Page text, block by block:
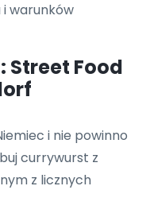
i warunków
Street Food
i nie powinno
currywurst z
z licznych